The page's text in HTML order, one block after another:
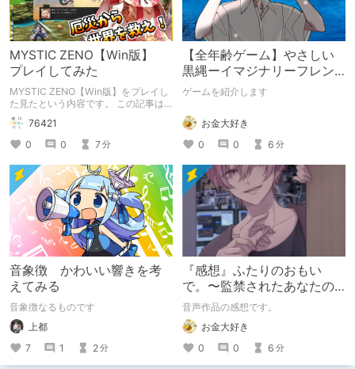
MYSTIC ZENO【Win版】
プレイしてみた
MYSTIC ZENO【Win版】をプレイし
た見たという内容です。 この記事は
通常のクリエイターズ記事です。
76421
0
0 7分
【全年齢ゲーム】やさしい
黒縄ーイマジナリーフレン
ドの「彼」と過ごすおぼん
ゲームを紹介します
お金大好き
0
0 6 分
音象徴 かわいい響きを考
えてみる
音象徴なるものです
上都
7
1 2分
『感想』ふたりのおもい
で。〜監禁されたあなたの
末路〜【がるまに限定特典
付き】
音声作品の感想です。
お金大好き
0
0 6 分